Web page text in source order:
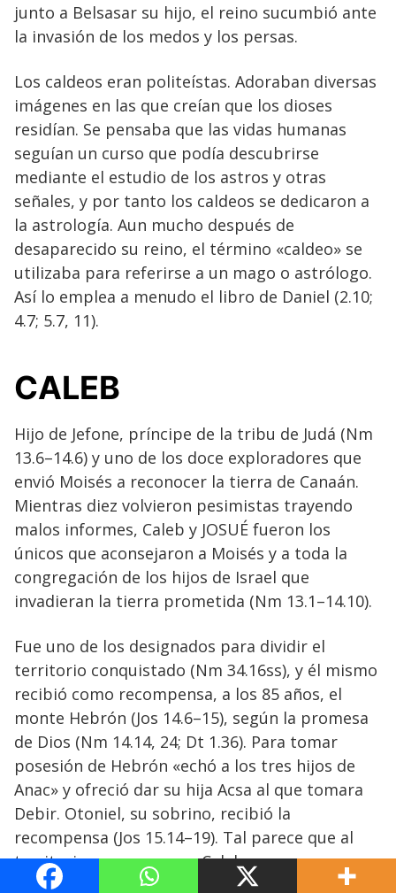
junto a Belsasar su hijo, el reino sucumbió ante
la invasión de los medos y los persas.
Los caldeos eran politeístas. Adoraban diversas
imágenes en las que creían que los dioses
residían. Se pensaba que las vidas humanas
seguían un curso que podía descubrirse
mediante el estudio de los astros y otras
señales, y por tanto los caldeos se dedicaron a
la astrología. Aun mucho después de
desaparecido su reino, el término «caldeo» se
utilizaba para referirse a un mago o astrólogo.
Así lo emplea a menudo el libro de Daniel (2.10;
4.7; 5.7, 11).
CALEB
Hijo de Jefone, príncipe de la tribu de Judá (Nm
13.6–14.6) y uno de los doce exploradores que
envió Moisés a reconocer la tierra de Canaán.
Mientras diez volvieron pesimistas trayendo
malos informes, Caleb y JOSUÉ fueron los
únicos que aconsejaron a Moisés y a toda la
congregación de los hijos de Israel que
invadieran la tierra prometida (Nm 13.1–14.10).
Fue uno de los designados para dividir el
territorio conquistado (Nm 34.16ss), y él mismo
recibió como recompensa, a los 85 años, el
monte Hebrón (Jos 14.6–15), según la promesa
de Dios (Nm 14.14, 24; Dt 1.36). Para tomar
posesión de Hebrón «echó a los tres hijos de
Anac» y ofreció dar su hija Acsa al que tomara
Debir. Otoniel, su sobrino, recibió la
recompensa (Jos 15.14–19). Tal parece que al
territorio que ocuparon Caleb y sus
descendientes se le llamó el Neguev de Caleb (1